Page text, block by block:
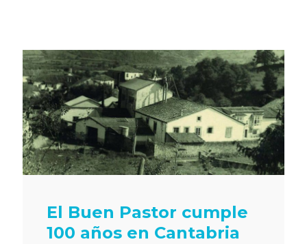
El Buen Pastor cumple
100 años en Cantabria